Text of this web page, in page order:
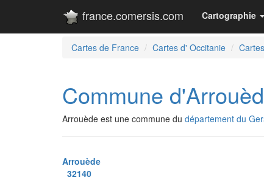
france.comersis.com Cartographie
Cartes de France Cartes d' Occitanie
Commune
Arrouède est une commune du département du
Arrouède
32140